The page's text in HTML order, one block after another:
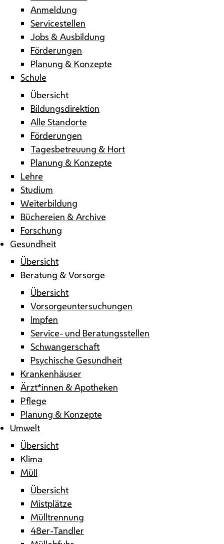
Anmeldung
Servicestellen
Jobs & Ausbildung
Förderungen
Planung & Konzepte
Schule
Übersicht
Bildungsdirektion
Alle Standorte
Förderungen
Tagesbetreuung & Hort
Planung & Konzepte
Lehre
Studium
Weiterbildung
Büchereien & Archive
Forschung
Gesundheit
Übersicht
Beratung & Vorsorge
Übersicht
Vorsorgeuntersuchungen
Impfen
Service- und Beratungsstellen
Schwangerschaft
Psychische Gesundheit
Krankenhäuser
Ärzt*innen & Apotheken
Pflege
Planung & Konzepte
Umwelt
Übersicht
Klima
Müll
Übersicht
Mistplätze
Mülltrennung
48er-Tandler